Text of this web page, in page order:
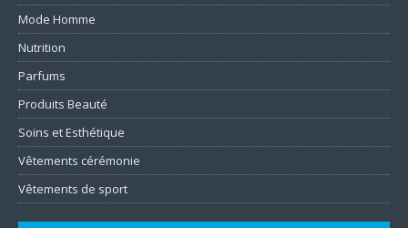
Mode Homme
Nutrition
Parfums
Produits Beauté
Soins et Esthétique
Vêtements cérémonie
Vêtements de sport